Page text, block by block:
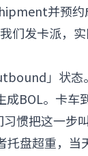
并预
们发卡派，
」状
BOL。卡车
惯把这一步
盘超重，当